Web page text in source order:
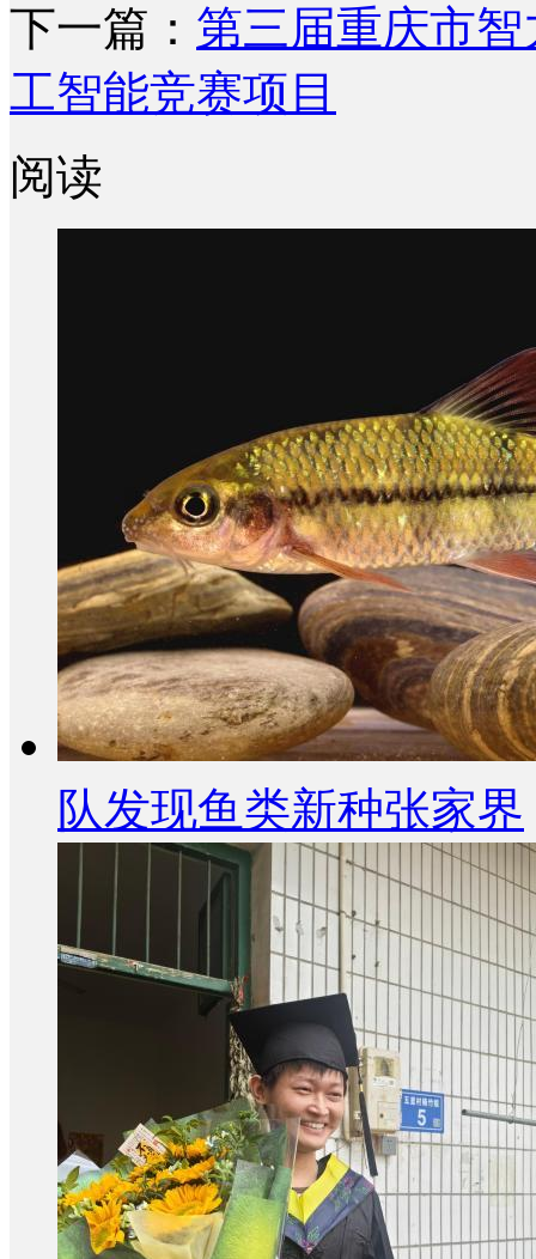
下一篇： 第三届重庆市
工智能竞赛项目
阅读
队发现鱼类新种张家界